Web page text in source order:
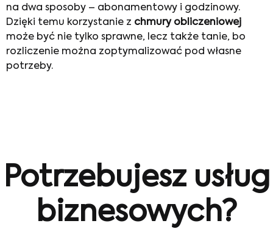
na dwa sposoby – abonamentowy i godzinowy.
Dzięki temu korzystanie z chmury obliczeniowej
może być nie tylko sprawne, lecz także tanie, bo
rozliczenie można zoptymalizować pod własne
potrzeby.
Potrzebujesz usług
biznesowych?